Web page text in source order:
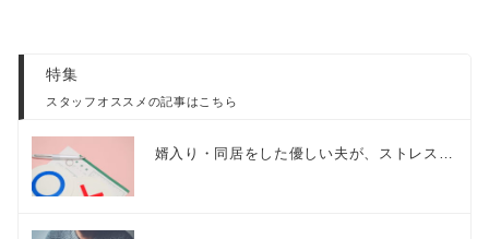
特集
スタッフオススメの記事はこちら
婿入り・同居をした優しい夫が、ストレス…